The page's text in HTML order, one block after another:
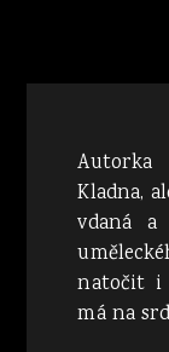
Autorka
Kladna,
vdaná
natočit i
má na